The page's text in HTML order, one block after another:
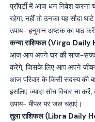
प्रॉपर्टी में आज धन निवेश करना
रहेगा, नहीं तो उनका यह सौदा
उपाय- हनुमान अष्टक का पाठ
कन्या राशिफल (Virgo
आज आप अपने घर की साज-
करेंगे, जिसके लिए आप अपने
आज परिवार के किसी सदस्य की
इसलिए ज्यादा सोच विचार ना
उपाय- पीपल पर जल चढ़ाएं।
तुला राशिफल (Libra Daily